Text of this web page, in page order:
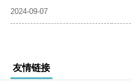
2024-09-07
友情链接